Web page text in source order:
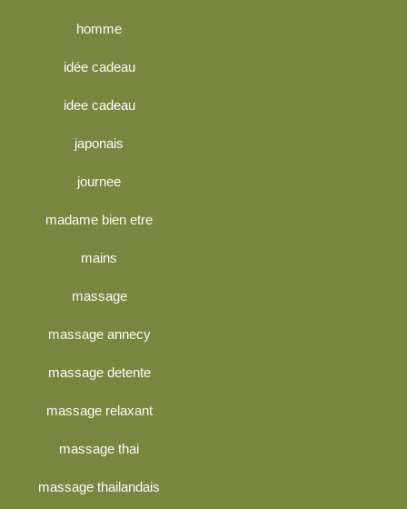
homme
idée cadeau
idee cadeau
japonais
journee
madame bien etre
mains
massage
massage annecy
massage detente
massage relaxant
massage thai
massage thailandais